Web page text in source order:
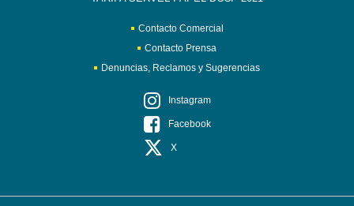
Contacto Comercial
Contacto Prensa
Denuncias, Reclamos y Sugerencias
Instagram
Facebook
X